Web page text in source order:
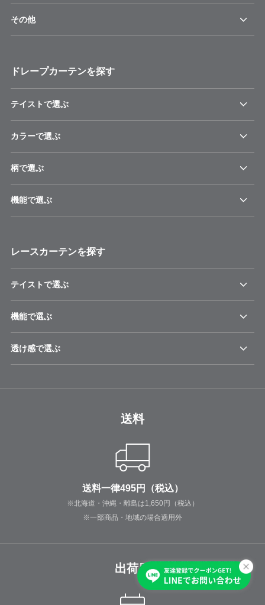
その他
ドレープカーテンを探す
テイストで選ぶ
カラーで選ぶ
柄で選ぶ
機能で選ぶ
レースカーテンを探す
テイストで選ぶ
機能で選ぶ
透け感で選ぶ
送料
送料一律495円（税込）
※北海道・沖縄・離島は1,650円（税込）
※一部商品・地域の場合適用外
出荷日